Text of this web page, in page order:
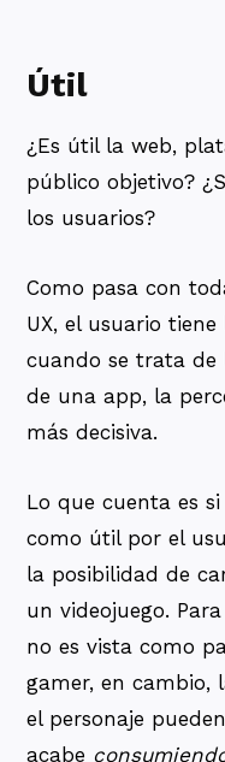
Útil
¿Es útil la web,
público objetivo?
los usuarios?
Como pasa con
UX, el usuario
cuando se trata de
de una app, la
más decisiva.
Lo que cuenta es
como útil por el
la posibilidad de
un videojuego.
no es vista como
gamer, en cambio,
el personaje
acabe